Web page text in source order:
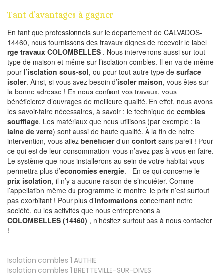
Tant d’avantages à gagner
En tant que professionnels sur le departement de CALVADOS-
14460, nous fournissons des travaux dignes de recevoir le label
rge travaux COLOMBELLES . Nous intervenons aussi sur tout
type de maison et même sur l’isolation combles. Il en va de même
pour l’isolation sous-sol, ou pour tout autre type de surface
isoler. Ainsi, si vous avez besoin d’isoler maison, vous êtes sur
la bonne adresse ! En nous confiant vos travaux, vous
bénéficierez d’ouvrages de meilleure qualité. En effet, nous avons
les savoir-faire nécessaires, à savoir : le technique de combles
soufflage. Les matériaux que nous utilisons (par exemple : la
laine de verre) sont aussi de haute qualité. À la fin de notre
intervention, vous allez bénéficierd’un confort sans pareil ! Pour
ce qui est de leur consommation, vous n’avez pas à vous en faire.
Le système que nous installerons au sein de votre habitat vous
permettra plus d’economies energie. En ce qui concerne le
prix isolation, il n’y a aucune raison de s’inquiéter. Comme
l’appellation même du programme le montre, le prix n’est surtout
pas exorbitant ! Pour plus d’informations concernant notre
société, ou les activités que nous entreprenons à
COLOMBELLES (14460) , n’hésitez surtout pas à nous contacter
!
Isolation combles 1 AUTHIE
Isolation combles 1 BRETTEVILLE-SUR-DIVES